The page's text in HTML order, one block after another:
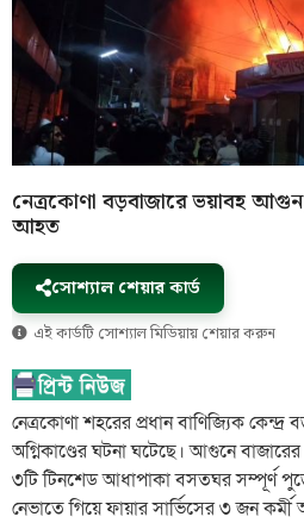
নেত্রকোণা বড়বাজারে ভয়াবহ আগুন,
আহত
সোশ্যাল শেয়ার কার্ড
এই কার্ডটি সোশ্যাল মিডিয়ায় শেয়ার করুন
নেত্রকোণা শহরের প্রধান বাণিজ্যিক
অগ্নিকাণ্ডের ঘটনা ঘটেছে। আগুনে
৩টি টিনশেড আধাপাকা বসতঘর সম্পূর্ণ
নেভাতে গিয়ে ফায়ার সার্ভিসের ৩ জন